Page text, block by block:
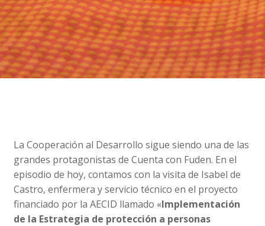
La Cooperación al Desarrollo sigue siendo una de las
grandes protagonistas de Cuenta con Fuden. En el
episodio de hoy, contamos con la visita de Isabel de
Castro, enfermera y servicio técnico en el proyecto
financiado por la AECID llamado «Implementación
de la Estrategia de protección a personas